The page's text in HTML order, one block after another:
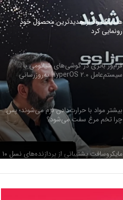
هلدینگ راد از جدیدترین محصول خود
رونمایی کرد
فرم‌ور باتری در گوشی‌های شیائومی با
سیستم‌عامل HyperOS 2.0 به‌روزرسانی
بیشتر مواد با حرارت‌دادن نرم می‌شوند؛ پس
چرا تخم مرغ سفت می‌شود؟
مایکروسافت پشتیبانی از پردازنده‌های نسل ۱۰
گذاشت؛ پایانی بر عصر کامت‌لیک